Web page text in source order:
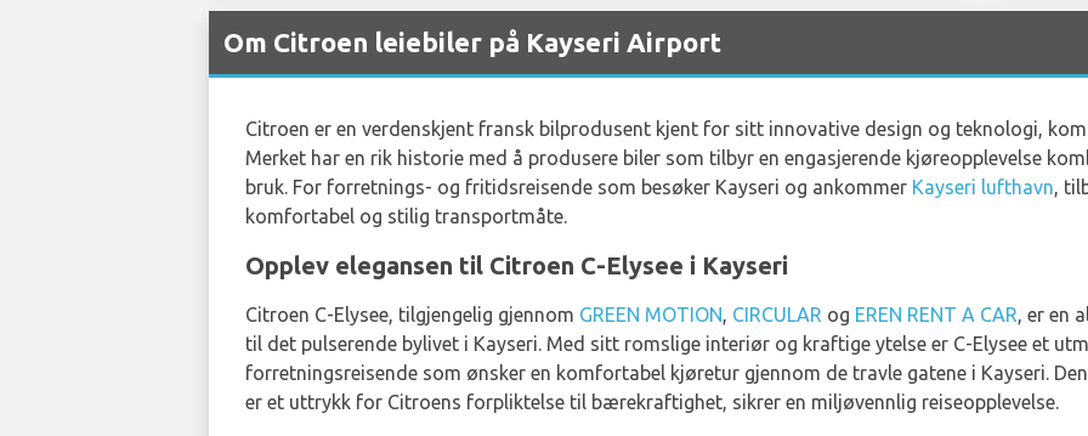
Om Citroen leiebiler på Kayseri Airport
Citroen er en verdenskjent fransk bilprodusent kjent for sitt innovative design og teknologi,
Merket har en rik historie med å produsere biler som tilbyr en engasjerende kjøreopplevelse
bruk. For forretnings- og fritidsreisende som besøker Kayseri og ankommer Kayseri lufthavn,
komfortabel og stilig transportmåte.
Opplev elegansen til Citroen C-Elysee i Kayseri
Citroen C-Elysee, tilgjengelig gjennom GREEN MOTION, CIRCULAR og EREN RENT A CAR, er en
til det pulserende bylivet i Kayseri. Med sitt romslige interiør og kraftige ytelse er C-Elysee et
forretningsreisende som ønsker en komfortabel kjøretur gjennom de travle gatene i Kayseri.
er et uttrykk for Citroens forpliktelse til bærekraftighet, sikrer en miljøvennlig reiseopplevelse.